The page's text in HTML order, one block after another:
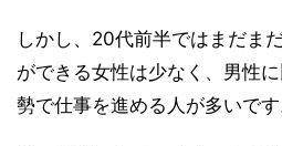
しかし、20代前半ではまだま
ができる女性は少なく、男性
勢で仕事を進める人が多いです